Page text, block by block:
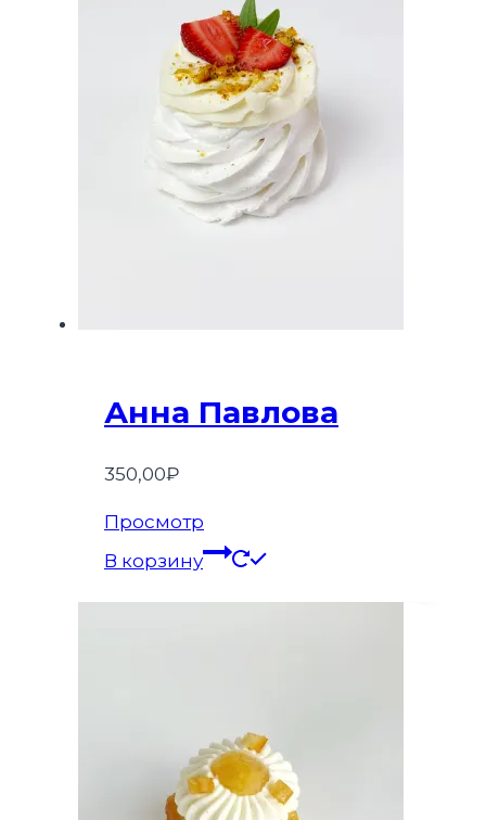
Анна Павлова
350,00₽
Просмотр
В корзину